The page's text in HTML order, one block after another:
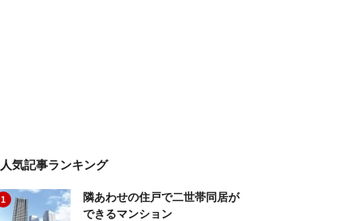
人気記事ランキング
1
隣あわせの住戸で二世帯同居が
できるマンション